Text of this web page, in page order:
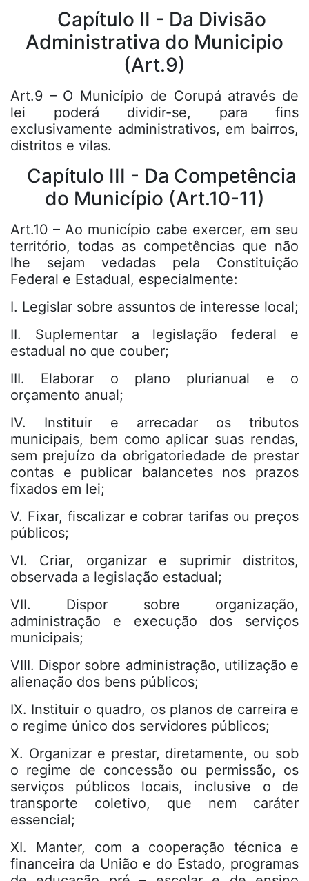
Capítulo II - Da Divisão
Administrativa do Municipio
(Art.9)
Art.9 – O Município de Corupá através de
lei poderá dividir-se, para fins
exclusivamente administrativos, em bairros,
distritos e vilas.
Capítulo III - Da Competência
do Município (Art.10-11)
Art.10 – Ao município cabe exercer, em seu
território, todas as competências que não
lhe sejam vedadas pela Constituição
Federal e Estadual, especialmente:
I. Legislar sobre assuntos de interesse local;
II. Suplementar a legislação federal e
estadual no que couber;
III. Elaborar o plano plurianual e o
orçamento anual;
IV. Instituir e arrecadar os tributos
municipais, bem como aplicar suas rendas,
sem prejuízo da obrigatoriedade de prestar
contas e publicar balancetes nos prazos
fixados em lei;
V. Fixar, fiscalizar e cobrar tarifas ou preços
públicos;
VI. Criar, organizar e suprimir distritos,
observada a legislação estadual;
VII. Dispor sobre organização,
administração e execução dos serviços
municipais;
VIII. Dispor sobre administração, utilização e
alienação dos bens públicos;
IX. Instituir o quadro, os planos de carreira e
o regime único dos servidores públicos;
X. Organizar e prestar, diretamente, ou sob
o regime de concessão ou permissão, os
serviços públicos locais, inclusive o de
transporte coletivo, que nem caráter
essencial;
XI. Manter, com a cooperação técnica e
financeira da União e do Estado, programas